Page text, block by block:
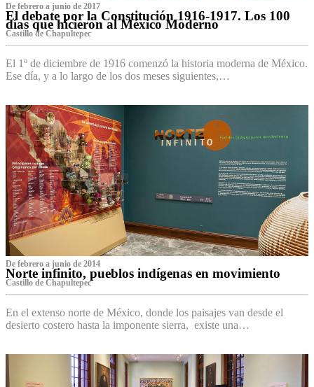
De febrero a junio de 2017
El debate por la Constitución 1916-1917. Los 100
días que hicieron al México Moderno
Castillo de Chapultepec
El 1º de diciembre de 1916 comenzó la historia moderna de México.
Ese día, y a lo largo de los dos meses siguientes,…
De febrero a junio de 2014
Norte infinito, pueblos indígenas en movimiento
Castillo de Chapultepec
En el extenso norte de México, donde los paisajes van desde el
desierto costero hasta la imponente sierra, existe una…